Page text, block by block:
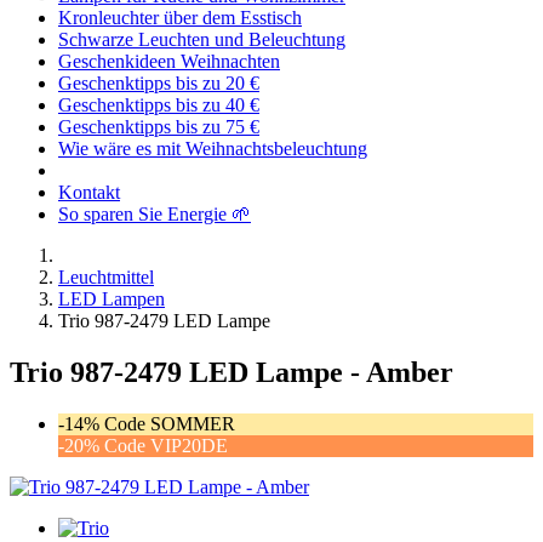
Kronleuchter über dem Esstisch
Schwarze Leuchten und Beleuchtung
Geschenkideen Weihnachten
Geschenktipps bis zu 20 €
Geschenktipps bis zu 40 €
Geschenktipps bis zu 75 €
Wie wäre es mit Weihnachtsbeleuchtung
Kontakt
So sparen Sie Energie 🌱
Leuchtmittel
LED Lampen
Trio 987-2479 LED Lampe
Trio 987-2479 LED Lampe - Amber
-14% Code SOMMER
-20% Code VIP20DE